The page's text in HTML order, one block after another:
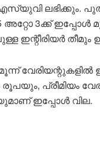
ലഭിക്കും.
3ക്ക് ഇപ്പോള്‍
ഇന്റീരിയര്‍ തീമും
മൂന്ന്
പ്രീമിയം
ഇപ്പോള്‍ വില.